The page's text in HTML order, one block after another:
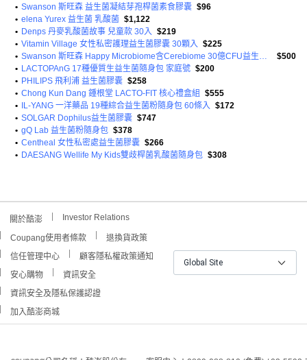
• Swanson 斯旺森 益生菌凝結芽孢桿菌素食膠囊 $96
• elena Yurex 益生菌 乳酸菌 $1,122
• Denps 丹麥乳酸菌故事 兒童款 30入
$219
• Vitamin Village 女性私密護理益生菌膠囊 30顆入
$225
•
$500
• LACTOPAnG 17種優質生益生菌隨身包 家庭號 $200
• PHILIPS 飛利浦 益生菌膠囊 $258
• Chong Kun Dang 鍾根堂 LACTO-FIT 核心禮盒組
$555
• IL-YANG 一洋藥品 19種綜合益生菌粉隨身包 60條入
$172
• SOLGAR Dophilus益生菌膠囊 $747
• gQ Lab 益生菌粉隨身包 $378
• Centheal 女性私密處益生菌膠囊 $266
• DAESANG Wellife My Kids雙歧桿菌乳酸菌隨身包 $308
關於酷澎 Investor Relations
Coupang使用者條款
退換貨政策
信任管理中心
顧客隱私權政策通知
安心購物
資訊安全
資訊安全及隱私保護認證
加入酷澎商城
Global Site